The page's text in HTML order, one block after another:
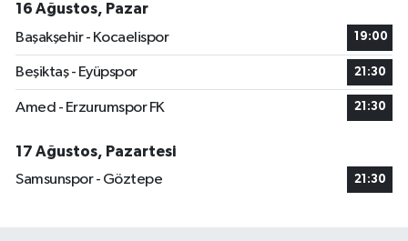
16 Ağustos, Pazar
Başakşehir - Kocaelispor
19:00
Beşiktaş - Eyüpspor 21:30
Amed - Erzurumspor FK 21:30
17 Ağustos, Pazartesi
Samsunspor - Göztepe
21:30